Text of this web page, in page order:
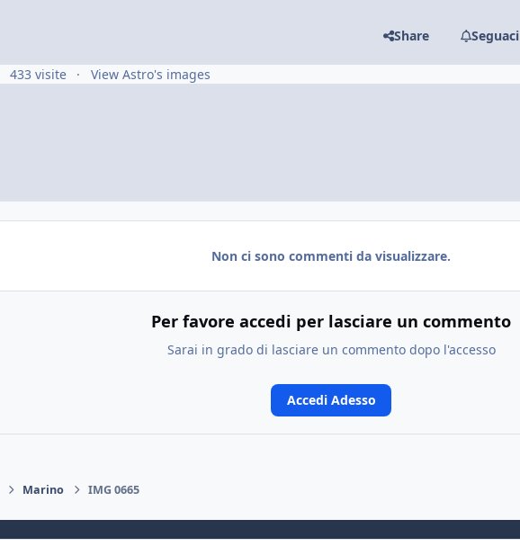
Share Seguaci
433 visite View Astro's images
Non ci sono commenti da visualizzare.
Per favore accedi per lasciare un commento
Sarai in grado di lasciare un commento dopo l'accesso
Accedi Adesso
Marino IMG 0665